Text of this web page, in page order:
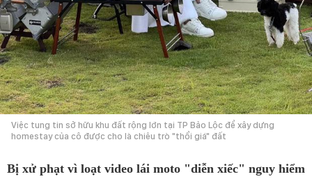
Việc tung tin sở hữu khu đất rộng lớn tại TP Bảo Lộc để xây dựng
homestay của cô được cho là chiêu trò "thổi giá" đất
Bị xử phạt vì loạt video lái moto "diễn xiếc" nguy hiểm